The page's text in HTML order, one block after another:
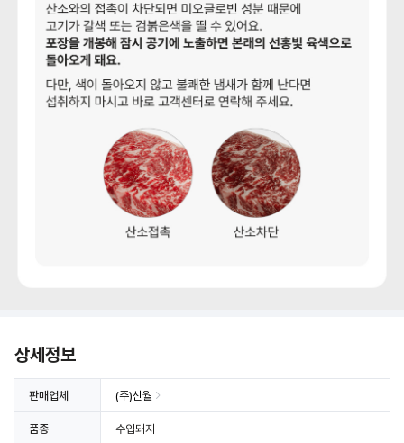
상세정보
판매업체 (주)신월
품종 수입돼지